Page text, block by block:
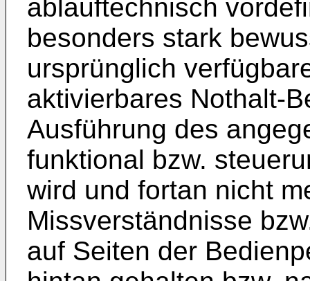
ablauftechnisch
besonders stark
ursprünglich
aktivierbares Nothalt-
Ausführung des
funktional bzw.
wird und fortan nicht
Missverständnisse
auf Seiten der